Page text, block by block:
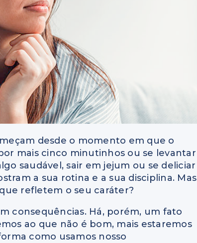
desde o momento em que o
mais cinco minutinhos ou se levantar
saudável, sair em jejum ou se deliciar
a sua rotina e a sua disciplina. Mas
refletem o seu caráter?
consequências. Há, porém, um fato
ao que não é bom, mais estaremos
como usamos nosso